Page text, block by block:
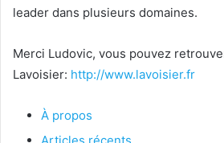
leader dans plusieurs domaines.
Merci Ludovic, vous pouvez
Lavoisier: http://www.lavoisier.fr
À propos